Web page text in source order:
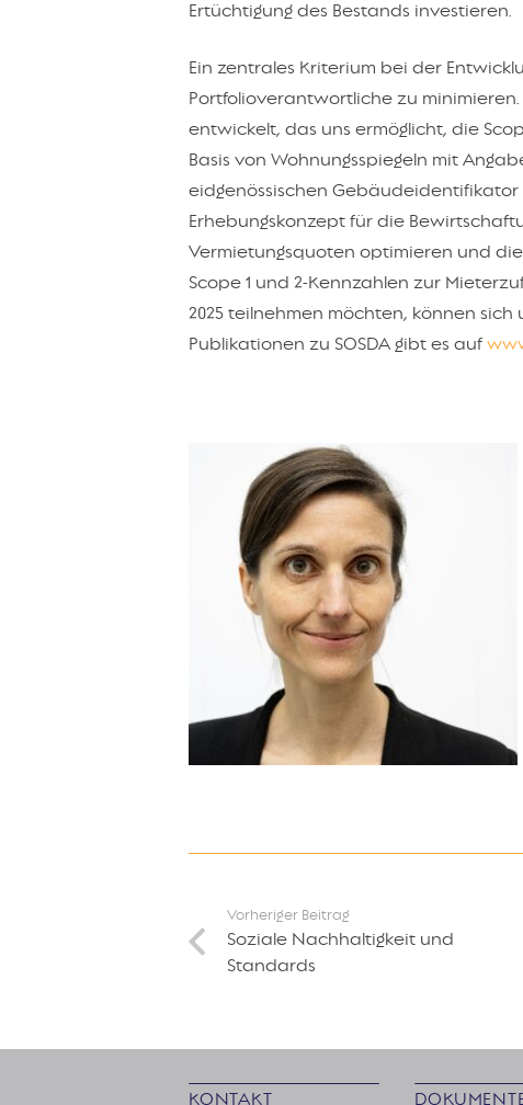
Ertüchtigung des Bestands investieren.
Ein zentrales Kriterium bei der
Portfolioverantwortliche zu
entwickelt, das uns ermöglicht, die
Basis von Wohnungsspiegeln mit
eidgenössischen Gebäudeidentifikator
Erhebungskonzept für die
Vermietungsquoten optimieren und
Scope 1 und 2-Kennzahlen zur
2025 teilnehmen möchten, können sich
Publikationen zu SOSDA gibt es auf
Vorheriger Beitrag
Soziale Nachhaltigkeit und
Standards
KONTAKT